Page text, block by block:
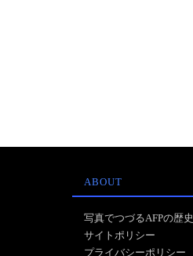
ABOUT
写真でつづるAFPの歴史
サイトポリシー
プライバシーポリシー